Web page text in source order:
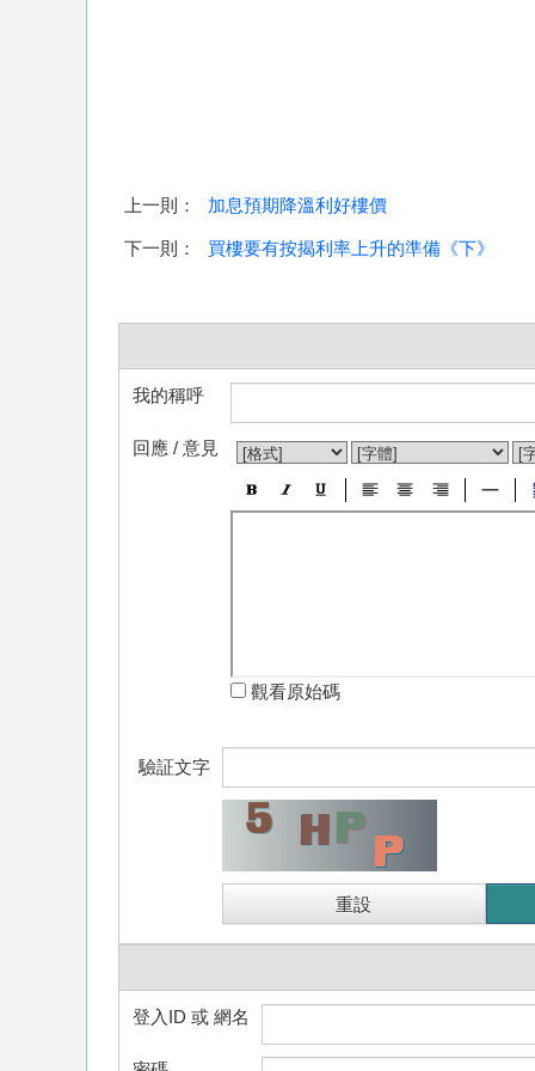
上一則： 加息預期降溫利好樓價
下一則： 買樓要有按揭利率上升的準備《下》
我的稱呼
回應 / 意見
觀看原始碼
驗証文字
登入ID 或 網名